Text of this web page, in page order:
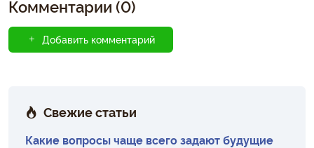
Комментарии (0)
Добавить комментарий
Свежие статьи
Какие вопросы чаще всего задают будущие